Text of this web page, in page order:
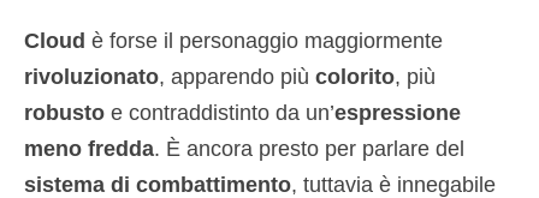
Cloud è forse il personaggio maggiormente
rivoluzionato, apparendo più colorito, più
robusto e contraddistinto da un’espressione
meno fredda. È ancora presto per parlare del
sistema di combattimento, tuttavia è innegabile